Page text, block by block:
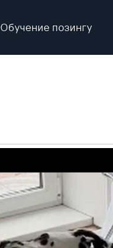
Обучение позингу